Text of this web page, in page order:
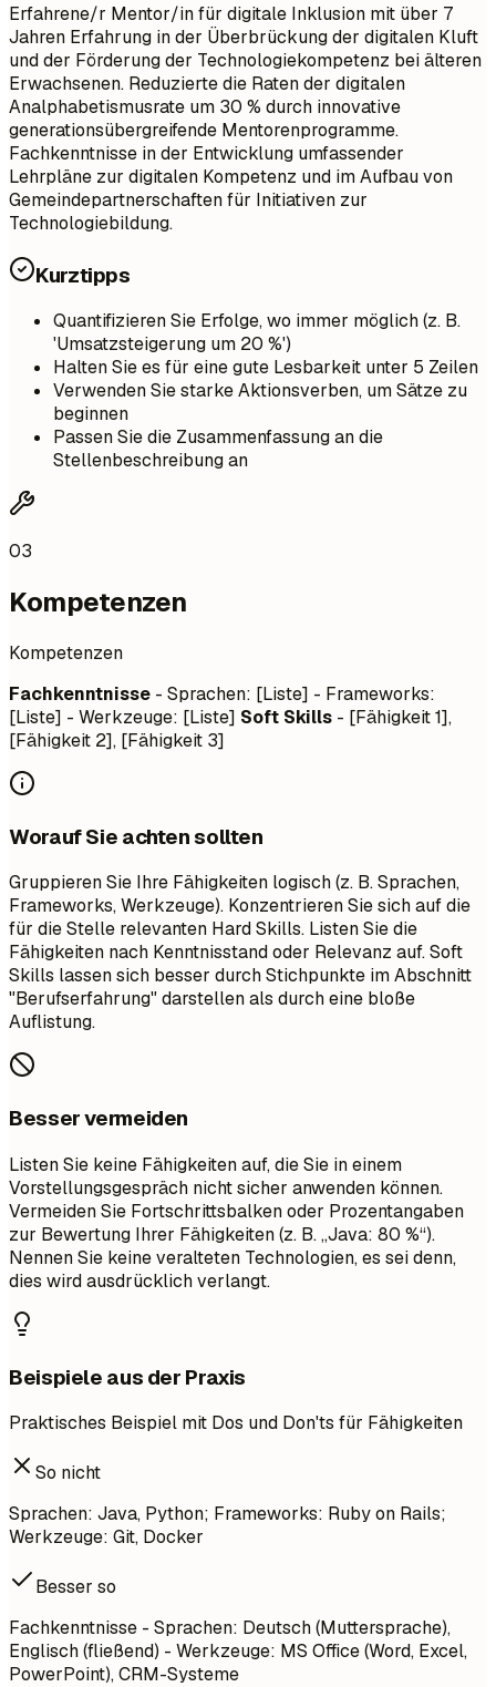
Erfahrene/r Mentor/in für digitale Inklusion mit über 7
Jahren Erfahrung in der Überbrückung der digitalen Kluft
und der Förderung der Technologiekompetenz bei älteren
Erwachsenen. Reduzierte die Raten der digitalen
Analphabetismusrate um 30 % durch innovative
generationsübergreifende Mentorenprogramme.
Fachkenntnisse in der Entwicklung umfassender
Lehrpläne zur digitalen Kompetenz und im Aufbau von
Gemeindepartnerschaften für Initiativen zur
Technologiebildung.
Kurztipps
Quantifizieren Sie Erfolge, wo immer möglich (z. B.
'Umsatzsteigerung um 20 %')
Halten Sie es für eine gute Lesbarkeit unter 5 Zeilen
Verwenden Sie starke Aktionsverben, um Sätze zu
beginnen
Passen Sie die Zusammenfassung an die
Stellenbeschreibung an
03
Kompetenzen
Kompetenzen
Fachkenntnisse - Sprachen: [Liste] - Frameworks:
[Liste] - Werkzeuge: [Liste] Soft Skills - [Fähigkeit 1],
[Fähigkeit 2], [Fähigkeit 3]
Worauf Sie achten sollten
Gruppieren Sie Ihre Fähigkeiten logisch (z. B. Sprachen,
Frameworks, Werkzeuge). Konzentrieren Sie sich auf die
für die Stelle relevanten Hard Skills. Listen Sie die
Fähigkeiten nach Kenntnisstand oder Relevanz auf. Soft
Skills lassen sich besser durch Stichpunkte im Abschnitt
"Berufserfahrung" darstellen als durch eine bloße
Auflistung.
Besser vermeiden
Listen Sie keine Fähigkeiten auf, die Sie in einem
Vorstellungsgespräch nicht sicher anwenden können.
Vermeiden Sie Fortschrittsbalken oder Prozentangaben
zur Bewertung Ihrer Fähigkeiten (z. B. „Java: 80 %“).
Nennen Sie keine veralteten Technologien, es sei denn,
dies wird ausdrücklich verlangt.
Beispiele aus der Praxis
Praktisches Beispiel mit Dos und Don'ts für Fähigkeiten
So nicht
Sprachen: Java, Python; Frameworks: Ruby on Rails;
Werkzeuge: Git, Docker
Besser so
Fachkenntnisse - Sprachen: Deutsch (Muttersprache),
Englisch (fließend) - Werkzeuge: MS Office (Word, Excel,
PowerPoint), CRM-Systeme